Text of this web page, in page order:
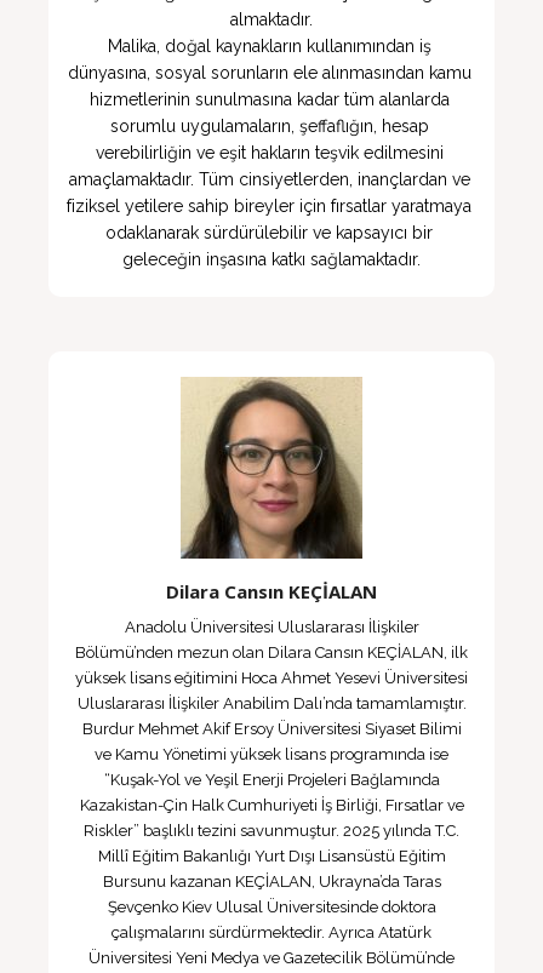
almaktadır.
Malika, doğal kaynakların kullanımından iş
dünyasına, sosyal sorunların ele alınmasından kamu
hizmetlerinin sunulmasına kadar tüm alanlarda
sorumlu uygulamaların, şeffaflığın, hesap
verebilirliğin ve eşit hakların teşvik edilmesini
amaçlamaktadır. Tüm cinsiyetlerden, inançlardan ve
fiziksel yetilere sahip bireyler için fırsatlar yaratmaya
odaklanarak sürdürülebilir ve kapsayıcı bir
Dilara Cansın KEÇİALAN
Anadolu Üniversitesi Uluslararası İlişkiler
Bölümü’nden mezun olan Dilara Cansın KEÇİALAN, ilk
yüksek lisans eğitimini Hoca Ahmet Yesevi Üniversitesi
Uluslararası İlişkiler Anabilim Dalı’nda tamamlamıştır.
Burdur Mehmet Akif Ersoy Üniversitesi Siyaset Bilimi
ve Kamu Yönetimi yüksek lisans programında ise
“Kuşak-Yol ve Yeşil Enerji Projeleri Bağlamında
Kazakistan-Çin Halk Cumhuriyeti İş Birliği, Fırsatlar ve
Riskler” başlıklı tezini savunmuştur. 2025 yılında T.C.
Millî Eğitim Bakanlığı Yurt Dışı Lisansüstü Eğitim
Bursunu kazanan KEÇİALAN, Ukrayna’da Taras
Şevçenko Kiev Ulusal Üniversitesinde doktora
çalışmalarını sürdürmektedir. Ayrıca Atatürk
Üniversitesi Yeni Medya ve Gazetecilik Bölümü’nde